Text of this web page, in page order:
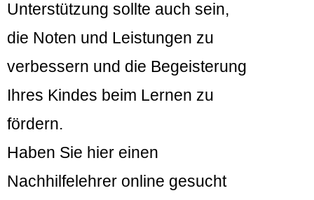
Unterstützung sollte auch sein,
die Noten und Leistungen zu
verbessern und die Begeisterung
Ihres Kindes beim Lernen zu
fördern.
Haben Sie hier einen
Nachhilfelehrer online gesucht